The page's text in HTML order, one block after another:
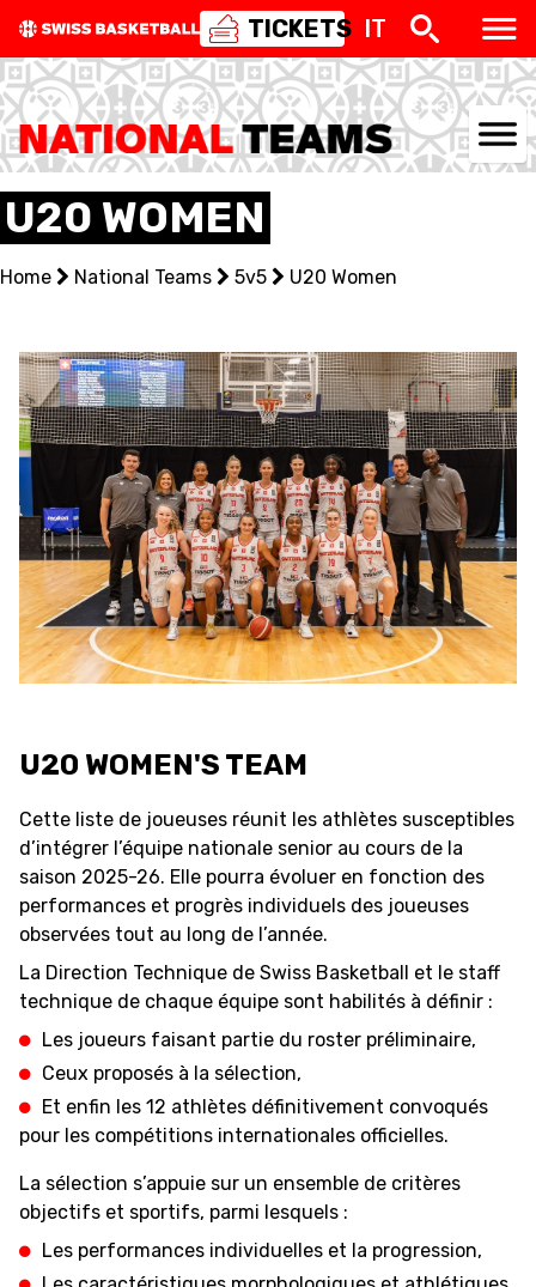
TICKETS IT
NATIONAL TEAMS
CENTRE NATIONAL
EVENTS
3X3
YOUTH
MINI BASKET
FORMAZIONE
FEDERAZIONE
MOBILIARE BASKETBALL
NEWS CENTER
SWISS BASKETBALL
TV
SWISS BASKETBALL
RESOURCE CENTER CALENDARIO SHOP
U20 WOMEN
Home National Teams 5v5 U20 Women
U20 WOMEN'S TEAM
Cette liste de joueuses réunit les athlètes susceptibles
d’intégrer l’équipe nationale senior au cours de la
saison 2025-26. Elle pourra évoluer en fonction des
performances et progrès individuels des joueuses
observées tout au long de l’année.
La Direction Technique de Swiss Basketball et le staff
technique de chaque équipe sont habilités à définir :
Les joueurs faisant partie du roster préliminaire,
Ceux proposés à la sélection,
Et enfin les 12 athlètes définitivement convoqués
pour les compétitions internationales officielles.
La sélection s’appuie sur un ensemble de critères
objectifs et sportifs, parmi lesquels :
Les performances individuelles et la progression,